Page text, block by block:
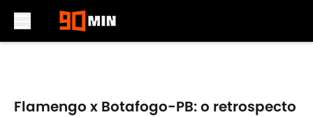
Flamengo x Botafogo-PB: o retrospecto